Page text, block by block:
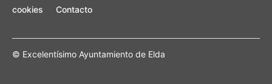
cookies
Contacto
© Excelentísimo Ayuntamiento de Elda